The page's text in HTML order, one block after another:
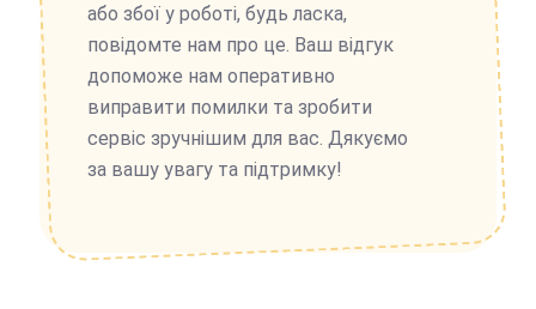
або збої у роботі, будь ласка,
повідомте нам про це. Ваш відгук
допоможе нам оперативно
виправити помилки та зробити
сервіс зручнішим для вас. Дякуємо
за вашу увагу та підтримку!